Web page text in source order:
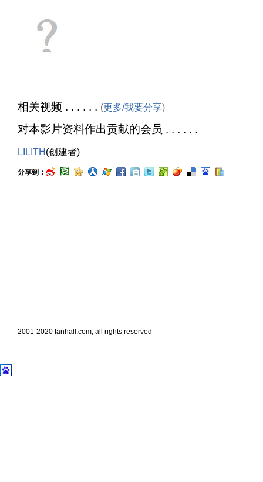
相关视频 . . . . . . (更多/我要分享)
对本影片资料作出贡献的会员 . . . . . .
LILITH(创建者)
分享到：
2001-2020 fanhall.com, all rights reserved